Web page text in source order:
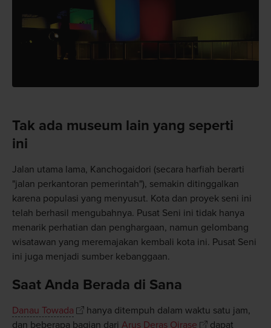
Tak ada museum lain yang seperti
ini
Jalan utama lama, Kanchogaidori (secara harfiah berarti
"jalan perkantoran pemerintah"), semakin ditinggalkan
karena populasi yang menyusut. Kota dan proyek seni ini
telah berhasil mengubahnya. Pusat Seni ini tidak hanya
menarik perhatian dan penghargaan, namun gelombang
wisatawan yang meremajakan kembali kota ini. Pusat Seni
ini juga menjadi sumber kebanggaan.
Saat Anda Berada di Sana
Danau Towada
hanya ditempuh dalam waktu satu jam,
dan beberapa bagian dari Arus Deras Oirase
dapat